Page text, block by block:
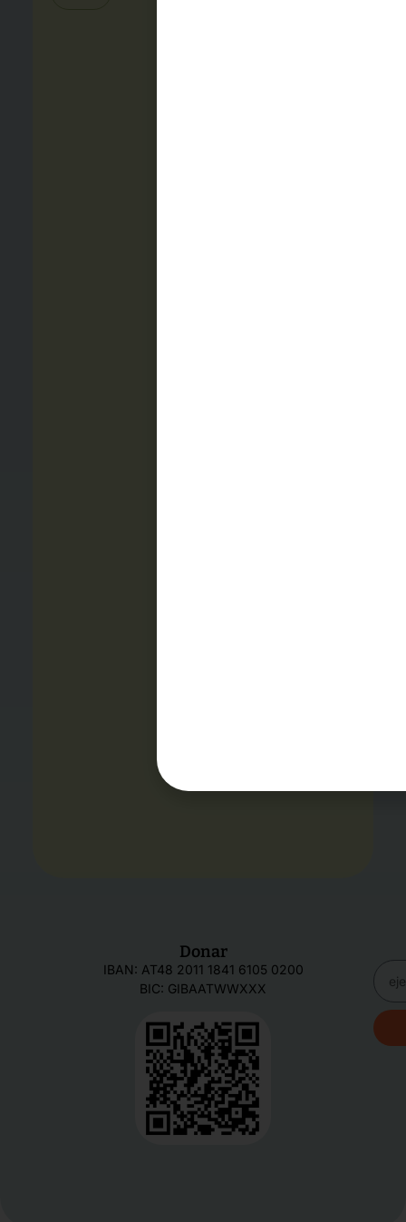
Donar
IBAN: AT48 2011 1841 6105 0200
BIC: GIBAATWWXXX